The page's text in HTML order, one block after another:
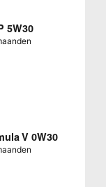
5W30
V 0W30